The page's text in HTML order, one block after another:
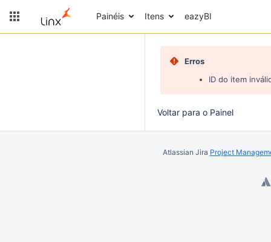
Painéis Itens eazyBI
Erros
ID do item
Voltar para o Painel
Atlassian Jira Project